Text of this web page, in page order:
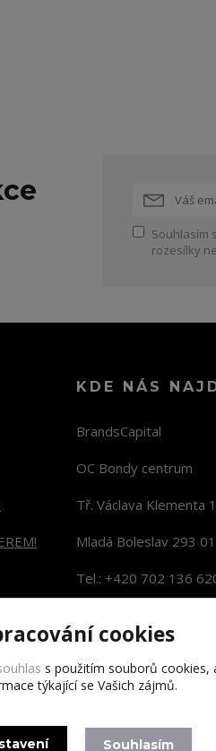
Souhlasím
rozesílky
KDE NÁS
BrandsCapital
OC Bondy centrum
Tř. Václava Klementa
Mladá Boleslav 293 01
Tel.: +420 702 136
2020 BrandsCapital s.r.o.
cookies
s použitím souborů cookies,
týkající se Vašich zájmů.
Souhlasím